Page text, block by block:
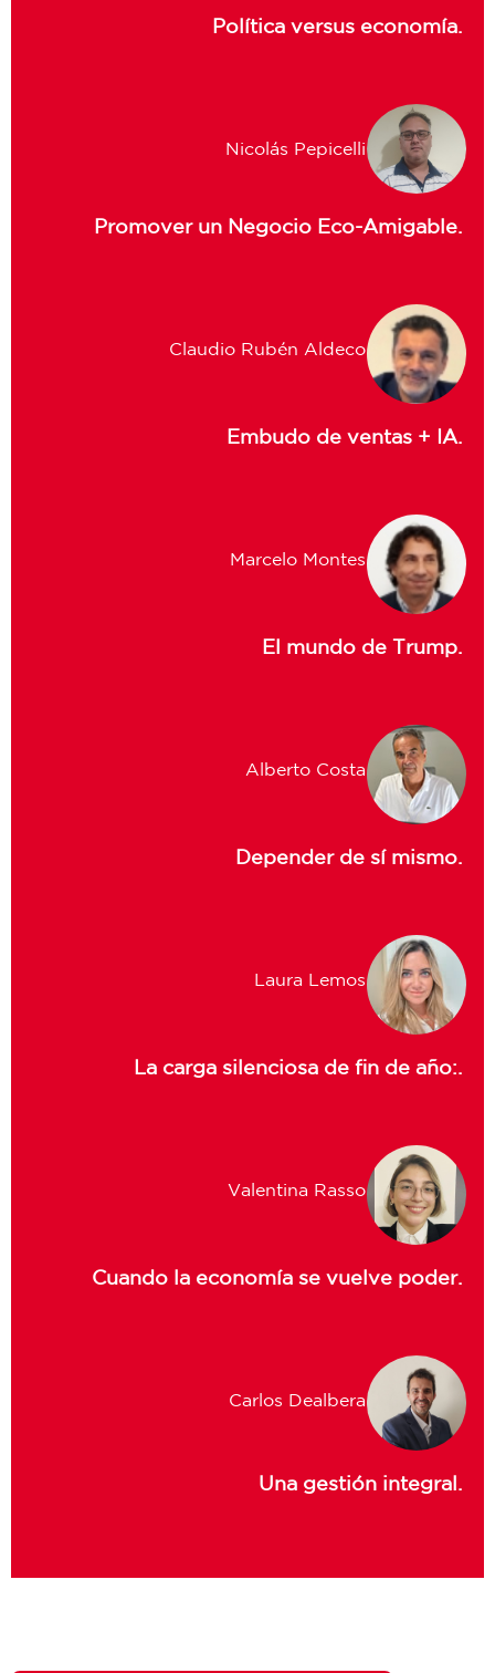
Política versus economía.
Nicolás Pepicelli
Promover un Negocio Eco-Amigable.
Claudio Rubén Aldeco
Embudo de ventas + IA.
Marcelo Montes
El mundo de Trump.
Alberto Costa
Depender de sí mismo.
Laura Lemos
La carga silenciosa de fin de año:.
Valentina Rasso
Cuando la economía se vuelve poder.
Carlos Dealbera
Una gestión integral.